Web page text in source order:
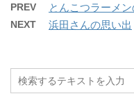
PREV とんこつラーメ
NEXT 浜田さんの思い出